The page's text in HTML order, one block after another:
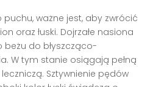
ważne jest, aby zwrócić
oraz łuski. Dojrzałe nasiona
do błyszcząco-
W tym stanie osiągają pełną
Sztywnienie pędów